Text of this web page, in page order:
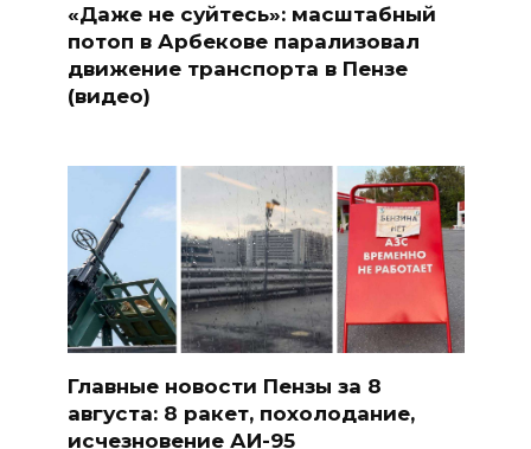
«Даже не суйтесь»: масштабный
потоп в Арбекове парализовал
движение транспорта в Пензе
(видео)
Главные новости Пензы за 8
августа: 8 ракет, похолодание,
исчезновение АИ-95